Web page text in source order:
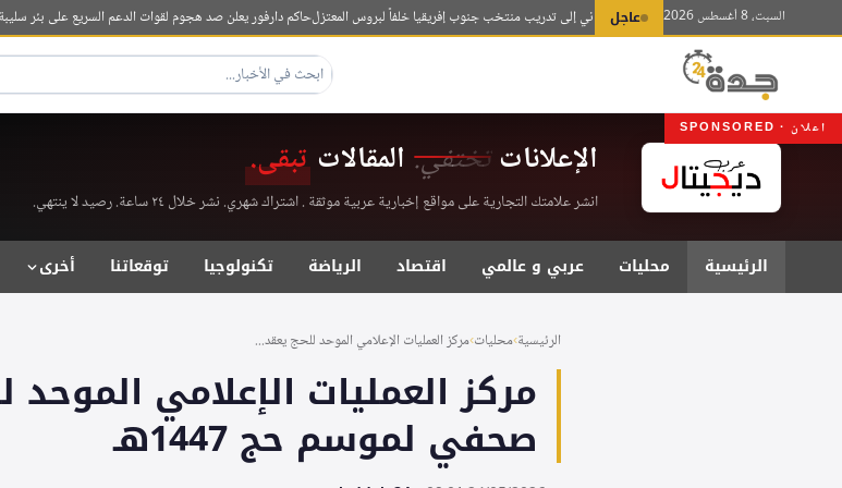
السبت، 8 أغسطس 2026 عاجل
عودة موسيماني إلى تدريب منتخب جنوب إفريقيا خلفاً لبروس المعتزلحاكم دارفور يعلن صد هجوم لقوات الدعم السريع على بئر سليبة
اعلان · SPONSORED
الإعلانات تختفي. المقالات تبقى.
انشر علامتك التجارية على مواقع إخبارية عربية موثقة . اشتراك شهري. نشر خلال ٢٤ ساعة. رصيد لا ينتهي.
الرئيسية محليات عربي و عالمي اقتصاد الرياضة تكنولوجيا توقعاتنا أخرى
الرئيسية›محليات›مركز العمليات الإعلامي الموحد للحج يعقد...
مركز العمليات الإعلامي الموحد
صحفي لموسم حج 1447هـ